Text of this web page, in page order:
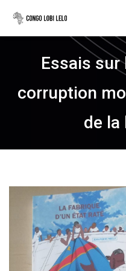
Essais sur
corruption
de la